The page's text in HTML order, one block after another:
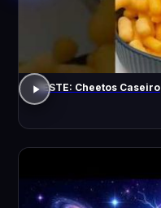
TESTE: Cheetos Caseiro